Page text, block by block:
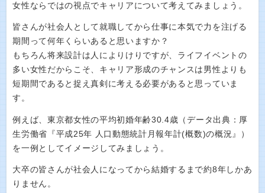
女性ならではの視点でキャリアについて考えてみましょう。
皆さんが社会人として就職してから仕事に本気で力を注げる
期間って何年くらいあると思いますか？
もちろん将来設計は人によりけりですが、ライフイベントの
多い女性だからこそ、キャリア形成のチャンスは男性よりも
短期間であると捉え真剣に考える必要があると思っていま
す。
例えば、東京都女性の平均初婚年齢30.4歳（データ出典：厚
生労働省『平成25年 人口動態統計月報年計(概数)の概況』）
を一例としてイメージしてみましょう。
大卒の皆さんが社会人になってから結婚するまで約8年しかあ
りません。